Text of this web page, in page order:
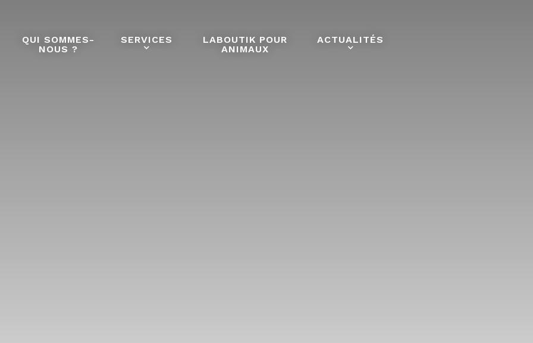
QUI SOMMES-
NOUS ?
SERVICES
LABOUTIK POUR
ANIMAUX
ACTUALITÉS